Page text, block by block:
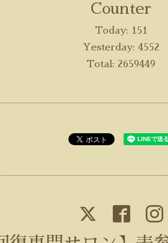
Counter
Today: 151
Yesterday: 4552
Total: 2659449